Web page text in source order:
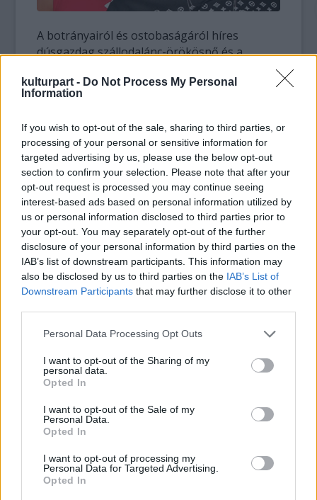
kulturpart - Do Not Process My Personal
Information
If you wish to opt-out of the sale, sharing to third parties, or
processing of your personal or sensitive information for
targeted advertising by us, please use the below opt-out
section to confirm your selection. Please note that after your
opt-out request is processed you may continue seeing
interest-based ads based on personal information utilized by
us or personal information disclosed to third parties prior to
your opt-out. You may separately opt-out of the further
disclosure of your personal information by third parties on the
IAB’s list of downstream participants. This information may
also be disclosed by us to third parties on the IAB’s List of
Downstream Participants that may further disclose it to other
Please note that this website/app uses one or more Google
not limited to your visit or usage behaviour. You may click to
grant or deny consent to Google and its third-party tags to
use your data for below specified purposes in below Google
consent section.
Personal Data Processing Opt Outs
I want to opt-out of the Sharing of my
personal data.
Opted In
I want to opt-out of the Sale of my
Personal Data.
Opted In
I want to opt-out of processing my
Personal Data for Targeted Advertising.
Opted In
A botrányairól és ostobaságáról híres
dúsgazdag szállodalánc-örökösnő és a
előzetesen nem jósoltak nekik nagy jövőt. A
szakítás okát azóta is csak találgatják: sokak
nyaralásán összeszűrte a levet egyik volt
kedvesével, Stavros Niarchosszal.
„Kapcsolatunk alatt a legjobbat tudtam
kihozni magamból. Sosem éreztem előtte
olyan jól magam és nem bíztam senkiben
annyira, mint Benjiben. Nagyon különleges
ember, és még mindig szeretem őt. Segített
felnőni, és azóta számos dolgot máshogy
látok”, nyilatkozta Paris.
Lavór
„NEM TÖBB EZER EMBERRE UTAZUNK, HANEM